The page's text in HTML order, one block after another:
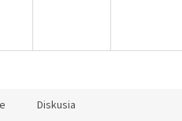
Diskusia